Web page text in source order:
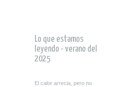
Lo que estamos
leyendo - verano del
2025
El calor arrecia, pero no